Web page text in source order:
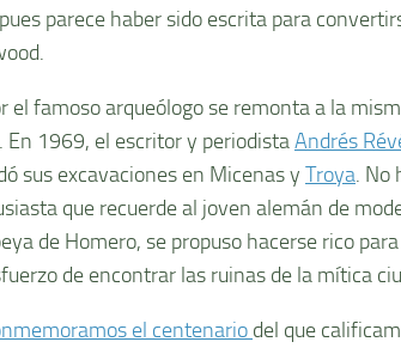
parece haber sido escrita para
el famoso arqueólogo se remonta a la
En 1969, el escritor y periodistaAndrés
sus excavaciones en Micenas y Troya. No
que recuerde al joven alemán de
de Homero, se propuso hacerse rico
de encontrar las ruinas de la mítica
el centenario del que